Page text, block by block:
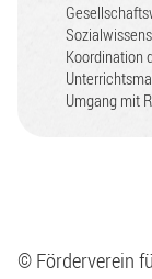
Koordination
Umgang mit
© Förderverein